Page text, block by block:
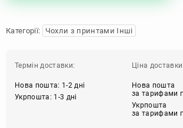
Категорії: Чохли з принтами Інші
Термін доставки:
Нова пошта: 1-2 дні
Укрпошта: 1-3 дні
Ціна доставки:
Нова пошта
за тарифами
Укрпошта
за тарифами